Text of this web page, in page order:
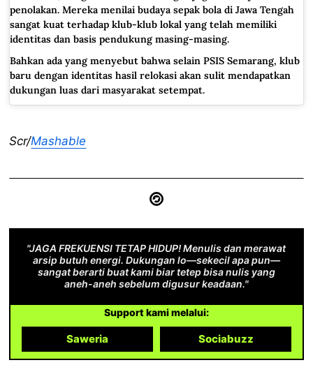
penolakan. Mereka menilai budaya sepak bola di Jawa Tengah
sangat kuat terhadap klub-klub lokal yang telah memiliki
identitas dan basis pendukung masing-masing.
Bahkan ada yang menyebut bahwa selain PSIS Semarang, klub
baru dengan identitas hasil relokasi akan sulit mendapatkan
dukungan luas dari masyarakat setempat.
Scr/Mashable
"JAGA FREKUENSI TETAP HIDUP! Menulis dan merawat
arsip butuh energi. Dukungan lo—sekecil apa pun—
sangat berarti buat kami biar tetep bisa nulis yang
aneh-aneh sebelum digusur keadaan."
Support kami melalui:
Saweria Sociabuzz